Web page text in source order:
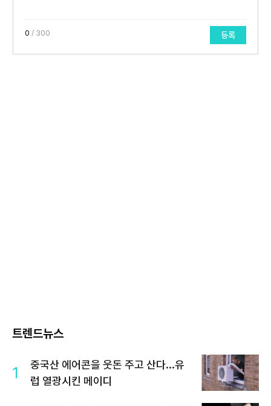
0 / 300 등록
트렌드뉴스
1
중국산 에어콘을 웃돈 주고 산다...유
럽 열광시킨 메이디